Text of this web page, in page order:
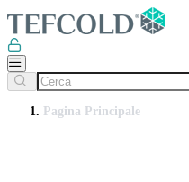
Pagina Principale